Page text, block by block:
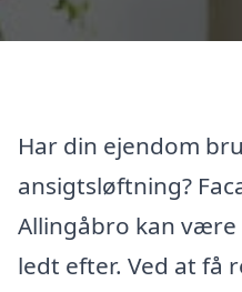
Har din ejendom
ansigtsløftning?
Allingåbro kan
ledt efter. Ved at få